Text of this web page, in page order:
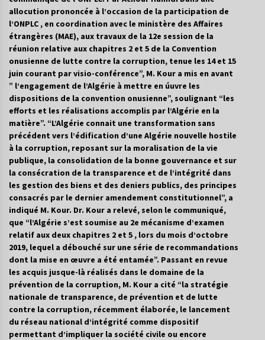
Oum el Gaïla / L’ogresse du M’zab
4 ans ago
Mythes et croyances / L’hospitalité des
montagnards
4 ans ago
Quand on va vite
5 ans ago
« Père, tiens-moi, je vais tomber ! »
5 ans ago
5 ans ago
Le monstrueux vieillard (Un récit du Sud
algérien)
5 ans ago
allocution prononcée à l’occasion de la participation de
l’ONPLC , en coordination avec le ministère des Affaires
étrangères (MAE), aux travaux de la 12e session de la
réunion relative aux chapitres 2 et 5 de la Convention
onusienne de lutte contre la corruption, tenue les 14 et 15
juin courant par visio-conférence”, M. Kour a mis en avant
” l’engagement de l’Algérie à mettre en úuvre les
dispositions de la convention onusienne”, soulignant “les
efforts et les réalisations accomplis par l’Algérie en la
matière”. “L’Algérie connait une transformation sans
précédent vers l’édification d’une Algérie nouvelle hostile
à la corruption, reposant sur la moralisation de la vie
publique, la consolidation de la bonne gouvernance et sur
la consécration de la transparence et de l’intégrité dans
les gestion des biens et des deniers publics, des principes
consacrés par le dernier amendement constitutionnel”, a
indiqué M. Kour. Dr. Kour a relevé, selon le communiqué,
que “l’Algérie s’est soumise au 2e mécanisme d’examen
relatif aux deux chapitres 2 et 5 , lors du mois d’octobre
2019, lequel a débouché sur une série de recommandations
dont la mise en œuvre a été entamée”. Passant en revue
les acquis jusque-là réalisés dans le domaine de la
prévention de la corruption, M. Kour a cité “la stratégie
nationale de transparence, de prévention et de lutte
contre la corruption, récemment élaborée, le lancement
du réseau national d’intégrité comme dispositif
permettant d’impliquer la société civile ou encore